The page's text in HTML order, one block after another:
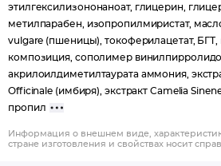
этилгексилизононаноат, глицерин,
метилпарабен, изопропилмиристат,
vulgare (пшеницы), токоферилацетат,
композиция, сополимер
акрилоилдиметилтаурата аммония,
Officinale (имбиря), экстракт Camelia
пропил
Информация о внешнем виде,
стране изготовления и свойствах носит